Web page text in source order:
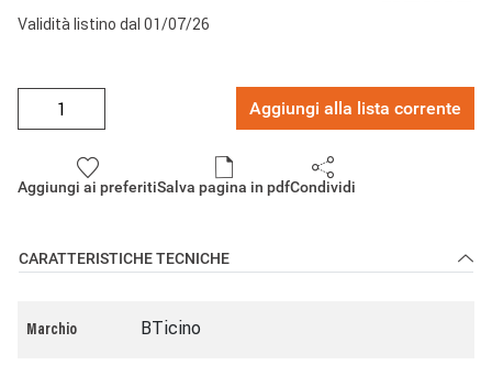
Validità listino dal 01/07/26
Aggiungi alla lista corrente
Aggiungi ai preferitiSalva pagina in pdfCondividi
CARATTERISTICHE TECNICHE
Marchio BTicino